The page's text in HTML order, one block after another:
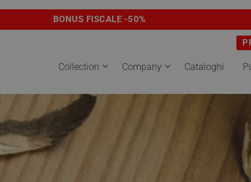
BONUS FISCALE -50%
Collection Company Cataloghi